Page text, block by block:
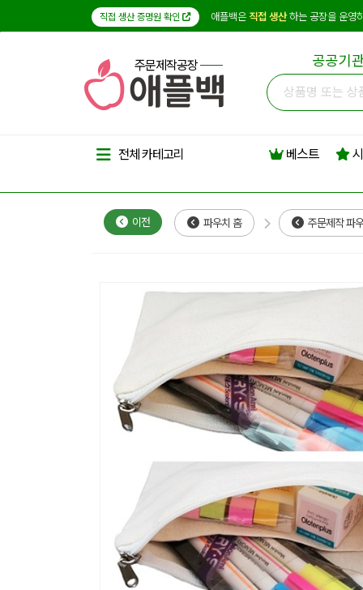
직접 생산 증명원 확인 애플백은 직접 생산하는 공장을 운영
주문제작공장 공공기
전체 카테고리 베스트
이전 파우치 홈 주문제작 파